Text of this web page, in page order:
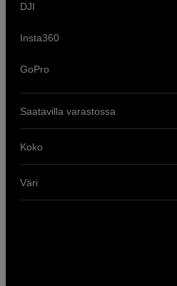
DJI
Insta360
GoPro
Saatavilla varastossa
Koko
Väri